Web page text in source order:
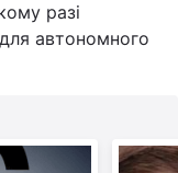
разі
автономного